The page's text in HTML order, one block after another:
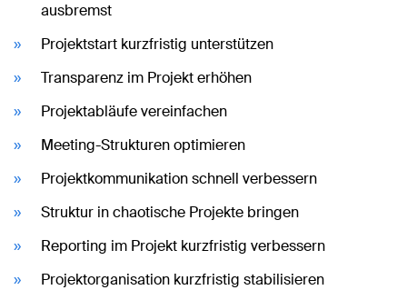
ausbremst
Projektstart kurzfristig unterstützen
Transparenz im Projekt erhöhen
Projektabläufe vereinfachen
Meeting-Strukturen optimieren
Projektkommunikation schnell verbessern
Struktur in chaotische Projekte bringen
Reporting im Projekt kurzfristig verbessern
Projektorganisation kurzfristig stabilisieren